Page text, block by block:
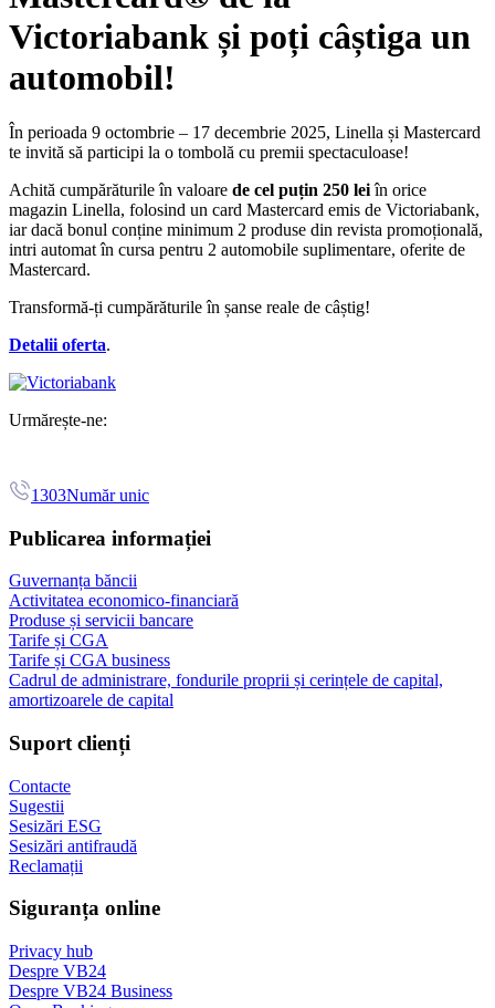
Victoriabank și poți câștiga un
automobil!
În perioada 9 octombrie – 17 decembrie 2025, Linella și Mastercard
te invită să participi la o tombolă cu premii spectaculoase!
Achită cumpărăturile în valoare de cel puțin 250 leiîn orice
magazin Linella, folosind un card Mastercard emis de Victoriabank,
iar dacă bonul conține minimum 2 produse din revista promoțională,
intri automat în cursa pentru 2 automobile suplimentare, oferite de
Mastercard.
Transformă-ți cumpărăturile în șanse reale de câștig!
Detalii oferta.
Urmărește-ne:
1303Număr unic
Publicarea informației
Guvernanța băncii
Activitatea economico-financiară
Produse și servicii bancare
Tarife și CGA
Tarife și CGA business
Cadrul de administrare, fondurile proprii și cerințele de capital,
amortizoarele de capital
Suport clienți
Contacte
Sugestii
Sesizări ESG
Sesizări antifraudă
Reclamații
Siguranța online
Privacy hub
Despre VB24
Despre VB24 Business